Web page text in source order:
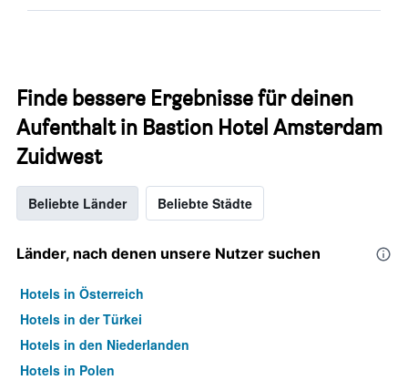
Finde bessere Ergebnisse für deinen
Aufenthalt in Bastion Hotel Amsterdam
Zuidwest
Beliebte Länder Beliebte Städte
Länder, nach denen unsere Nutzer suchen
Hotels in Österreich
Hotels in der Türkei
Hotels in den Niederlanden
Hotels in Polen